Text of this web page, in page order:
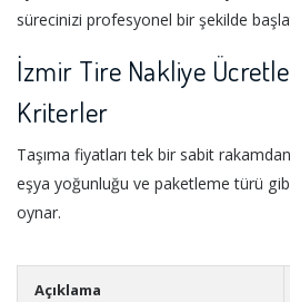
sürecinizi profesyonel bir şekilde
İzmir Tire Nakliye
Kriterler
Taşıma fiyatları tek bir sabit
eşya yoğunluğu ve paketleme türü
oynar.
Açıklama